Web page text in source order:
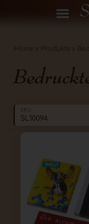
Home Produkte
SL10094